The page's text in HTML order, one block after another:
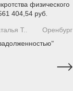
физического
404,54 руб.
Т..
Оренбург